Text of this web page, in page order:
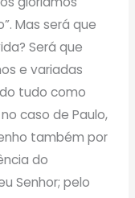
Mas será que
Será que
e variadas
tudo como
caso de Paulo,
também por
do
Senhor; pelo